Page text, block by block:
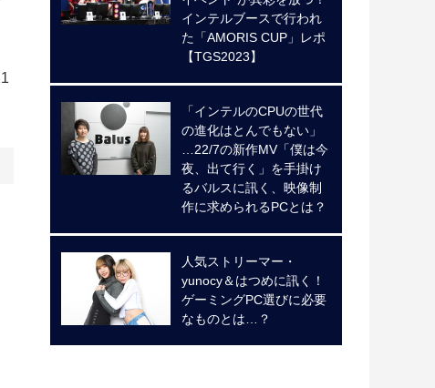
インテルブースで行われ
た「AMORIS CUP」レポ
【TGS2023】
「インテルのCPUの世代
の進化はとんでもない」
…22/7の新作MV「僕は今
夜、出て行く」を手掛け
るバルスに訊く、映像制
作に求められるPCとは？
人気ストリーマー・
yunocy＆はつめに訊く！
ゲーミングPC選びに必要
なものとは…？